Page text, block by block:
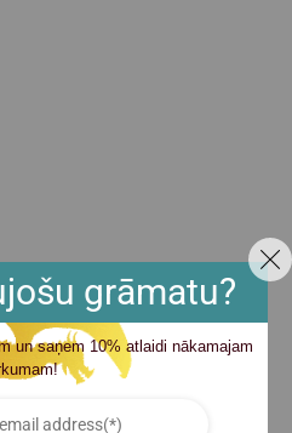
grāmatu?
un saņem 10% atlaidi nākamajam